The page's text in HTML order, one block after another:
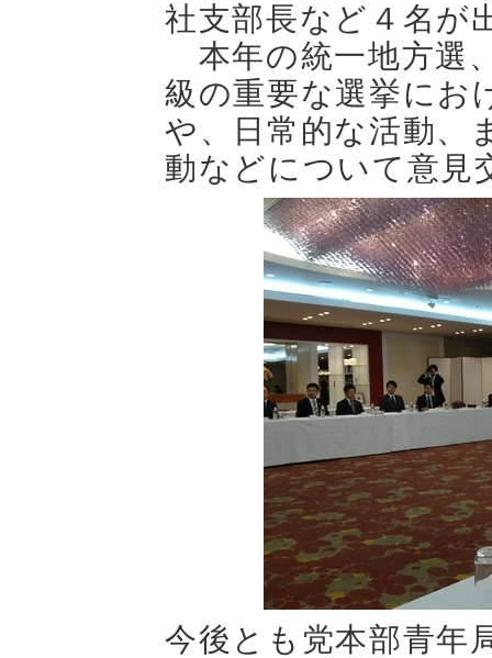
社支部長など４名が
本年の統一地方選
級の重要な選挙にお
や、日常的な活動、
動などについて意見
今後とも党本部青年